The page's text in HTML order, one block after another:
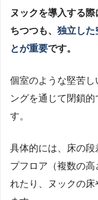
ヌックを導入する
ちつつも、 独立した
とが重要です。
個室のような堅苦
ングを通じて閉鎖
す。
具体的には、床の
プフロア（複数の
れたり、ヌックの床